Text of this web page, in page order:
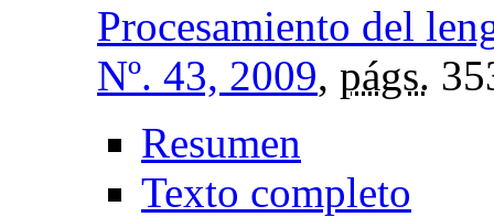
Procesamiento del
Nº. 43, 2009, págs.
Resumen
Texto completo